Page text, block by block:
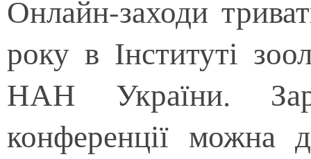
Онлайн-заходи
року в Інституті
НАН України.
конференції